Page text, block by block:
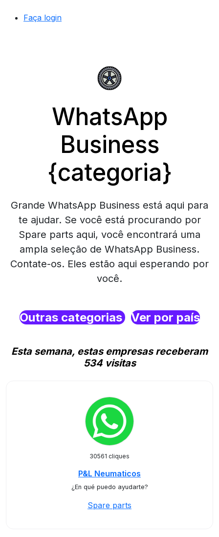
Faça login
WhatsApp
Business
{categoria}
Grande WhatsApp Business está aqui para
te ajudar. Se você está procurando por
Spare parts aqui, você encontrará uma
ampla seleção de WhatsApp Business.
Contate-os. Eles estão aqui esperando por
você.
Outras categorias Ver por país
Esta semana, estas empresas receberam
534 visitas
30561 cliques
P&L Neumaticos
¿En qué puedo ayudarte?
Spare parts